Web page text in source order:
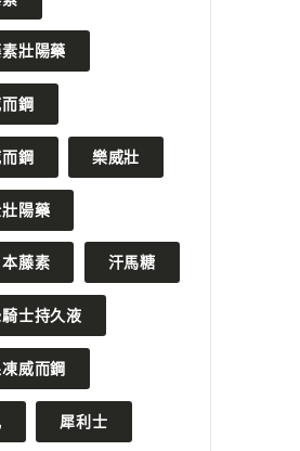
12 日
鋼再次攀升至銷量第
壯陽藥
鋼
鋼 樂威壯
陽藥
藤素 汗馬糖
士持久液
威而鋼
犀利士